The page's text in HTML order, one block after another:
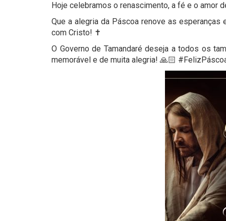
Hoje celebramos o renascimento, a fé e o amor
Que a alegria da Páscoa renove as
com Cristo! ✝️
O Governo de Tamandaré deseja a todos os
memorável e de muita alegria! 🙏🏻